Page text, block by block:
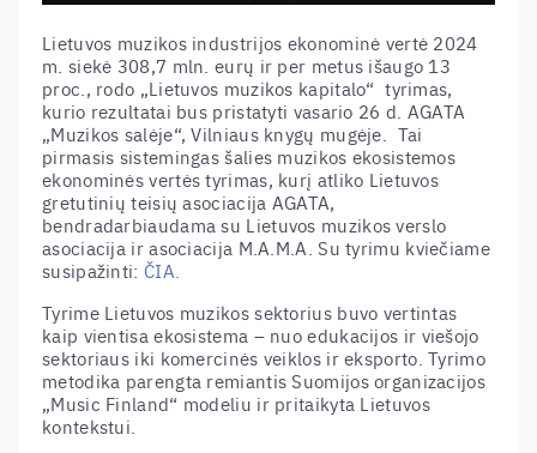
Lietuvos muzikos industrijos ekonominė vertė 2024
m. siekė 308,7 mln. eurų ir per metus išaugo 13
proc., rodo „Lietuvos muzikos kapitalo“ tyrimas,
kurio rezultatai bus pristatyti vasario 26 d. AGATA
„Muzikos salėje“, Vilniaus knygų mugėje. Tai
pirmasis sistemingas šalies muzikos ekosistemos
ekonominės vertės tyrimas, kurį atliko Lietuvos
gretutinių teisių asociacija AGATA,
bendradarbiaudama su Lietuvos muzikos verslo
asociacija ir asociacija M.A.M.A. Su tyrimu kviečiame
susipažinti: ČIA.
Tyrime Lietuvos muzikos sektorius buvo vertintas
kaip vientisa ekosistema –nuo edukacijos ir viešojo
sektoriaus iki komercinės veiklos ir eksporto. Tyrimo
metodika parengta remiantis Suomijos organizacijos
„Music Finland“ modeliu ir pritaikyta Lietuvos
kontekstui.